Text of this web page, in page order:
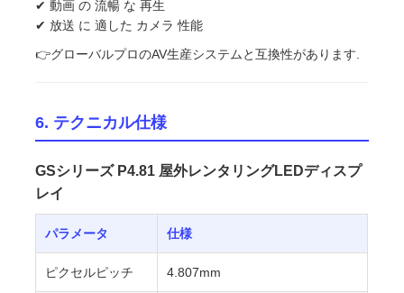
✔ 動画 の 流暢 な 再生
✔ 放送 に 適した カメラ 性能
👉グローバルプロのAV生産システムと互換性があります.
6. テクニカル仕様
GSシリーズ P4.81 屋外レンタリングLEDディスプ
レイ
パラメータ 仕様
ピクセルピッチ 4.807mm